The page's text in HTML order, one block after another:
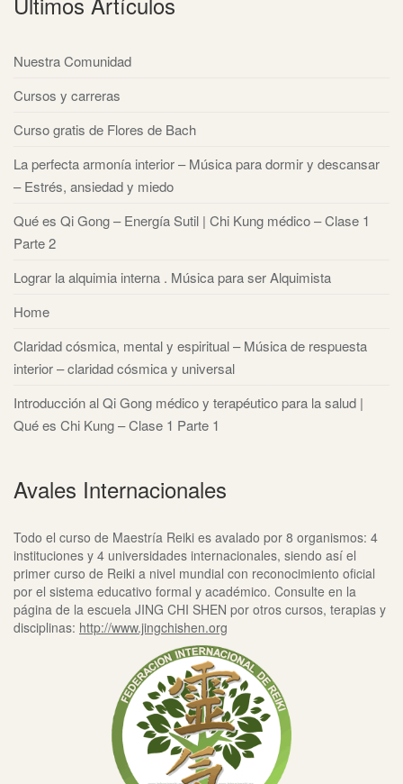
Nuestra Comunidad
Cursos y carreras
Curso gratis de Flores de Bach
La perfecta armonía interior – Música para dormir y descansar
– Estrés, ansiedad y miedo
Qué es Qi Gong – Energía Sutil | Chi Kung médico – Clase 1
Parte 2
Lograr la alquimia interna . Música para ser Alquimista
Home
Claridad cósmica, mental y espiritual – Música de respuesta
interior – claridad cósmica y universal
Introducción al Qi Gong médico y terapéutico para la salud |
Qué es Chi Kung – Clase 1 Parte 1
Avales Internacionales
Todo el curso de Maestría Reiki es avalado por 8 organismos: 4
instituciones y 4 universidades internacionales, siendo así el
primer curso de Reiki a nivel mundial con reconocimiento oficial
por el sistema educativo formal y académico. Consulte en la
página de la escuela JING CHI SHEN por otros cursos, terapias y
disciplinas: http://www.jingchishen.org